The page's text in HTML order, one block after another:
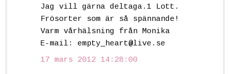
Jag vill gärna deltaga.1 Lott.
Frösorter som är så spännande!
Varm vårhälsning från Monika
E-mail: empty_heart@live.se
17 mars 2012 14:28:00